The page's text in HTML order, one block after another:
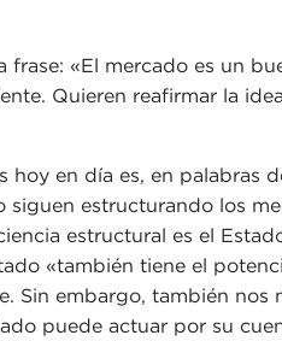
«El mercado es un
Quieren reafirmar la
en día es, en
estructurando los
estructural es el
«también tiene el
Sin embargo, también
puede actuar por su